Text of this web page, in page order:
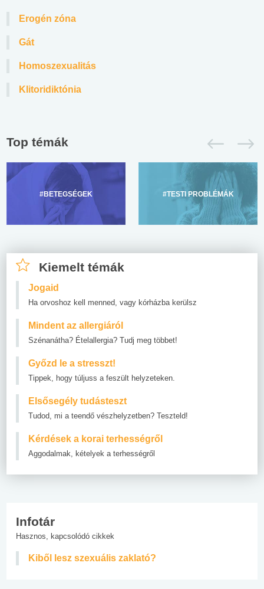
Erogén zóna
Gát
Homoszexualitás
Klitoridiktónia
Top témák
#BETEGSÉGEK #TESTI PROBLÉMÁK
Kiemelt témák
Jogaid
Ha orvoshoz kell menned, vagy kórházba kerülsz
Mindent az allergiáról
Szénanátha? Ételallergia? Tudj meg többet!
Győzd le a stresszt!
Tippek, hogy túljuss a feszült helyzeteken.
Elsősegély tudásteszt
Tudod, mi a teendő vészhelyzetben? Teszteld!
Kérdések a korai terhességről
Aggodalmak, kételyek a terhességről
Infotár
Hasznos, kapcsolódó cikkek
Kiből lesz szexuális zaklató?